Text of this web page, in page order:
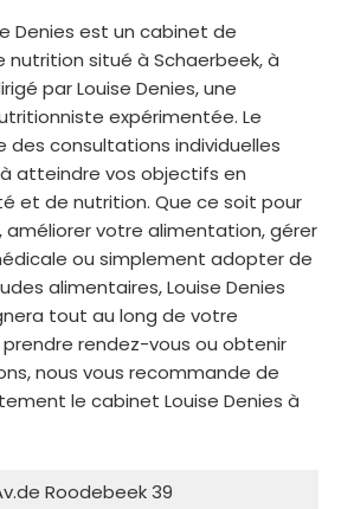
Denies est un cabinet de
situé à Schaerbeek, à
par Louise Denies, une
expérimentée. Le
des consultations individuelles
atteindre vos objectifs en
et de nutrition. Que ce soit pour
améliorer votre alimentation, gérer
ou simplement adopter de
alimentaires, Louise Denies
tout au long de votre
rendez-vous ou obtenir
nous vous recommande de
le cabinet Louise Denies à
Roodebeek 39